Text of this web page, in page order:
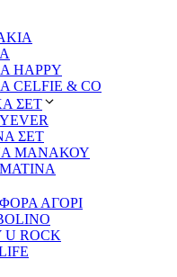
HAPPY
CELFIE & CO
ΣΕΤ
ΣΕΤ
ΜΑΝΑΚΟΥ
ΑΓΟΡΙ
U ROCK